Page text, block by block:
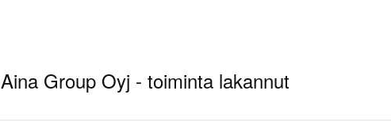
Aina Group Oyj -